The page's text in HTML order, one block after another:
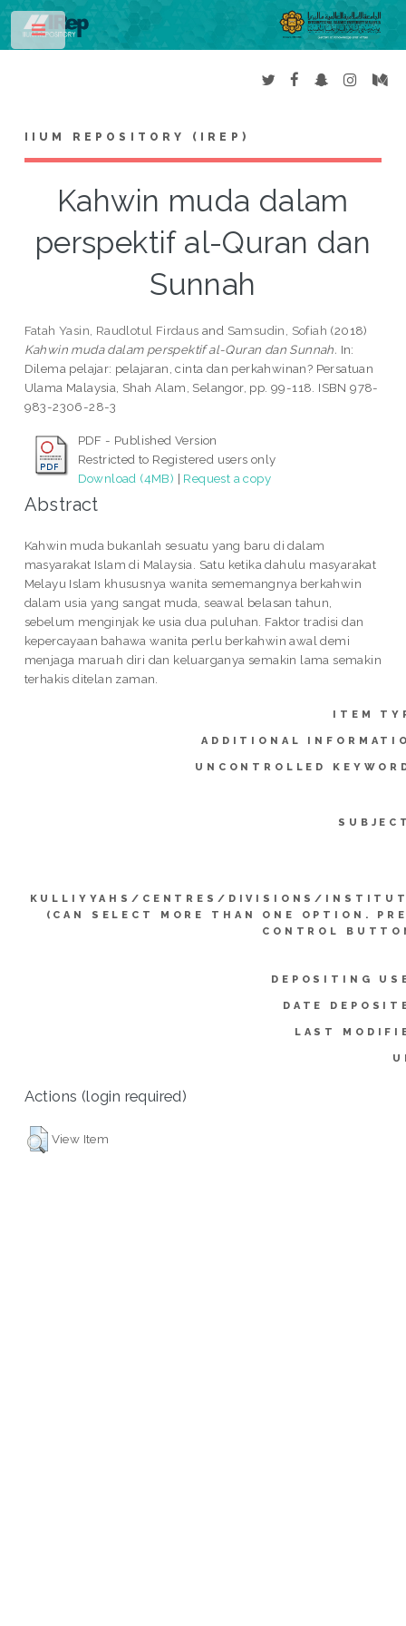
IIUM REPOSITORY (IREP)
Kahwin muda dalam
perspektif al-Quran dan
Sunnah
Fatah Yasin, Raudlotul Firdaus and Samsudin, Sofiah (2018)
Kahwin muda dalam perspektif al-Quran dan Sunnah. In:
Dilema pelajar: pelajaran, cinta dan perkahwinan? Persatuan
Ulama Malaysia, Shah Alam, Selangor, pp. 99-118. ISBN 978-
983-2306-28-3
PDF - Published Version
Restricted to Registered users only
Download (4MB) | Request a copy
Abstract
Kahwin muda bukanlah sesuatu yang baru di dalam
masyarakat Islam di Malaysia. Satu ketika dahulu masyarakat
Melayu Islam khususnya wanita sememangnya berkahwin
dalam usia yang sangat muda, seawal belasan tahun,
sebelum menginjak ke usia dua puluhan. Faktor tradisi dan
kepercayaan bahawa wanita perlu berkahwin awal demi
menjaga maruah diri dan keluarganya semakin lama semakin
terhakis ditelan zaman.
ITEM
ADDITIONAL
UNCONTROLLED
KULLIYYAHS/CENTRES/DIVISIONS/
(CAN SELECT MORE THAN ONE OPTION.
CONTROL
DEPOSITING
DATE
LAST
Actions (login required)
View Item
Toggle